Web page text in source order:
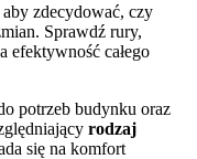
zdecydować, czy
Sprawdź rury,
efektywność całego
potrzeb budynku oraz
rodzaj
się na komfort